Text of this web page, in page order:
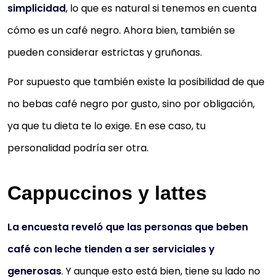
simplicidad, lo que es natural si tenemos en cuenta
cómo es un café negro. Ahora bien, también se
pueden considerar estrictas y gruñonas.
Por supuesto que también existe la posibilidad de que
no bebas café negro por gusto, sino por obligación,
ya que tu dieta te lo exige. En ese caso, tu
personalidad podría ser otra.
Cappuccinos y lattes
La encuesta reveló que las personas que beben
café con leche tienden a ser serviciales y
generosas. Y aunque esto está bien, tiene su lado no